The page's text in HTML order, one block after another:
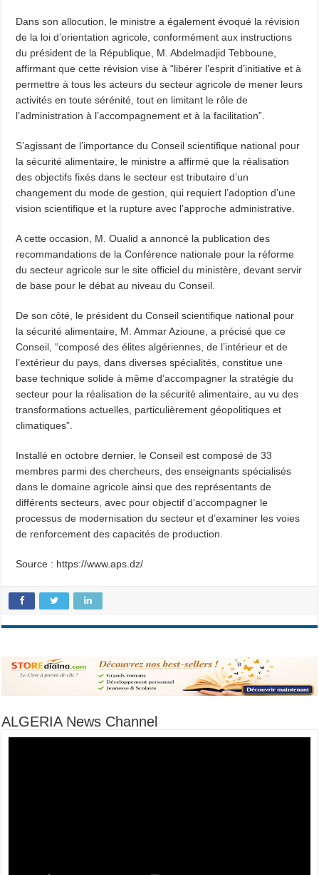
Dans son allocution, le ministre a également évoqué la révision
de la loi d’orientation agricole, conformément aux instructions
du président de la République, M. Abdelmadjid Tebboune,
affirmant que cette révision vise à “libérer l’esprit d’initiative et à
permettre à tous les acteurs du secteur agricole de mener leurs
activités en toute sérénité, tout en limitant le rôle de
l’administration à l’accompagnement et à la facilitation”.
S’agissant de l’importance du Conseil scientifique national pour
la sécurité alimentaire, le ministre a affirmé que la réalisation
des objectifs fixés dans le secteur est tributaire d’un
changement du mode de gestion, qui requiert l’adoption d’une
vision scientifique et la rupture avec l’approche administrative.
A cette occasion, M. Oualid a annoncé la publication des
recommandations de la Conférence nationale pour la réforme
du secteur agricole sur le site officiel du ministère, devant servir
de base pour le débat au niveau du Conseil.
De son côté, le président du Conseil scientifique national pour
la sécurité alimentaire, M. Ammar Azioune, a précisé que ce
Conseil, “composé des élites algériennes, de l’intérieur et de
l’extérieur du pays, dans diverses spécialités, constitue une
base technique solide à même d’accompagner la stratégie du
secteur pour la réalisation de la sécurité alimentaire, au vu des
transformations actuelles, particulièrement géopolitiques et
climatiques”.
Installé en octobre dernier, le Conseil est composé de 33
membres parmi des chercheurs, des enseignants spécialisés
dans le domaine agricole ainsi que des représentants de
différents secteurs, avec pour objectif d’accompagner le
processus de modernisation du secteur et d’examiner les voies
de renforcement des capacités de production.
Source : https://www.aps.dz/
ALGERIA News Channel